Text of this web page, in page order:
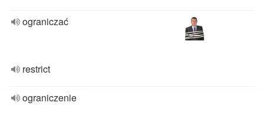
ograniczać
restrict
ograniczenie